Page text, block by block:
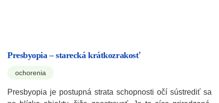
Presbyopia – starecká krátkozrakosť
ochorenia
Presbyopia je postupná strata schopnosti očí sústrediť sa